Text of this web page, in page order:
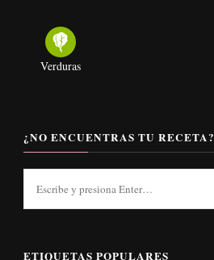
Verduras
¿NO ENCUENTRAS TU RECETA?
ETIQUETAS POPULARES